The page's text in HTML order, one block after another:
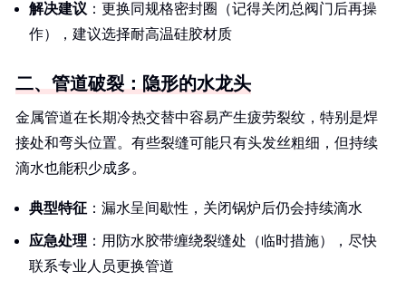
解决建议 ：更换同规格密封圈（记得关闭总阀门后再操
作），建议选择耐高温硅胶材质
二、管道破裂：隐形的水龙头
金属管道在长期冷热交替中容易产生疲劳裂纹，特别是焊
接处和弯头位置。有些裂缝可能只有头发丝粗细，但持续
滴水也能积少成多。
典型特征 ：漏水呈间歇性，关闭锅炉后仍会持续滴水
应急处理 ：用防水胶带缠绕裂缝处（临时措施），尽快
联系专业人员更换管道